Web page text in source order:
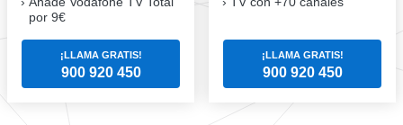
por 9€
¡LLAMA GRATIS!
900 920 450
¡LLAMA GRATIS!
900 920 450